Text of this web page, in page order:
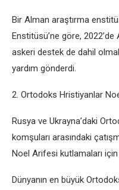
Bir Alman araştırma
Enstitüsü’ne göre, 2022’de
askeri destek de dahil
yardım gönderdi.
2. Ortodoks Hristiyanlar
Rusya ve Ukrayna’daki
komşuları arasındaki
Noel Arifesi kutlamaları
Dünyanın en büyük